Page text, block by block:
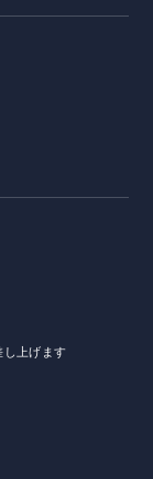
し上げます